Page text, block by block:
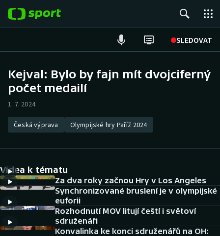
SLEDOVAT
Hokej
Atletika
DALŠÍ SPORTY
Americký fotbal
Baseball a softbal
NEPŘEHLÉDNĚTE
Soutěže
Kejval: Bylo by fajn mít dvojciferný
počet medailí
1. 7. 2024
Česká výprava Olympijské hry Paříž 2024
Videa k tématu
Za dva roky začnou Hry v Los Angeles
Synchronizované bruslení je v olympijské
euforii
Rozhodnutí MOV litují čeští i světoví
sdruženáři
Konvalinka ke konci sdruženářů na OH: